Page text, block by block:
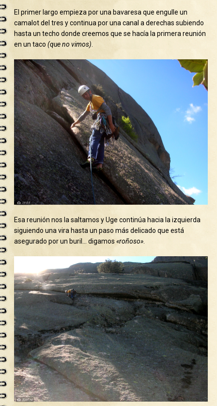
El primer largo empieza por una bavaresa que engulle un
camalot del tres y continua por una canal a derechas subiendo
hasta un techo donde creemos que se hacía la primera reunión
en un taco (que no vimos)
Esa reunión nos la saltamos y Uge continúa hacia la izquierda
siguiendo una vira hasta un paso más delicado que está
asegurado por un buril… digamos«roñoso»